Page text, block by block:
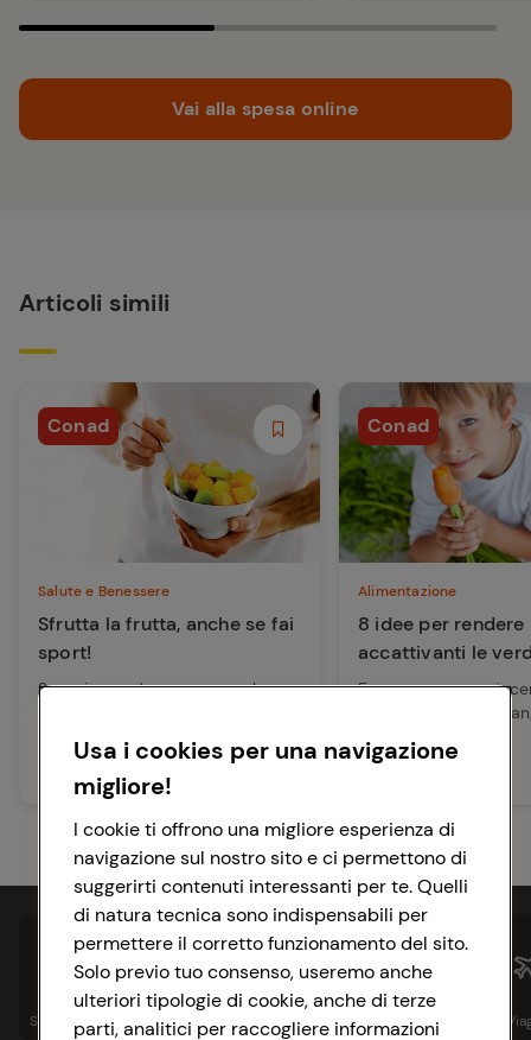
Vai alla spesa online
Articoli simili
Conad
Salute e Benessere
Sfrutta la frutta, anche se fai
sport!
Scopri quando consumare la
che può creare....
Leggi articolo
Conad
Alimentazione
8 idee per rendere
accattivanti le
Ecco
bimbi più restii a
Spesa online Assicurazioni Sapori& Istituzionale
Usa i cookies per una navigazione
migliore!
I cookie ti offrono una migliore esperienza di
navigazione sul nostro sito e ci permettono di
suggerirti contenuti interessanti per te. Quelli
di natura tecnica sono indispensabili per
permettere il corretto funzionamento del sito.
Solo previo tuo consenso, useremo anche
ulteriori tipologie di cookie, anche di terze
parti, analitici per raccogliere informazioni